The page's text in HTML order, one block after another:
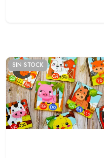
SIN STOCK